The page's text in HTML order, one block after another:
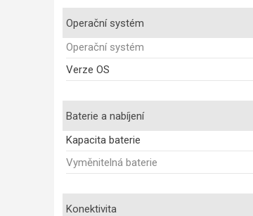
Operační systém
Operační systém
Verze OS
Baterie a nabíjení
Kapacita baterie
Vyměnitelná baterie
Konektivita